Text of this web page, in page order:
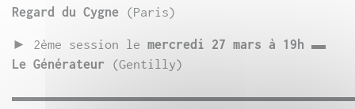
Regard du Cygne
(Paris)
► 2ème session le mercredi 27 mars à 19h ▬
Le Générateur
(Gentilly)